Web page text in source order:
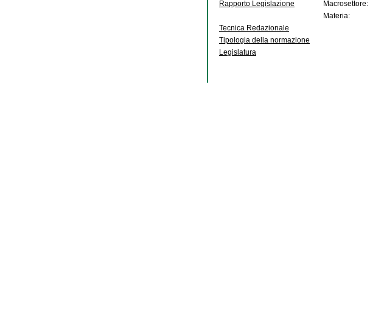
Rapporto Legislazione
Macrosettore:
Materia:
Tecnica Redazionale
Tipologia della normazione
Legislatura